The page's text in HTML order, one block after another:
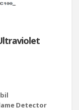
Detector